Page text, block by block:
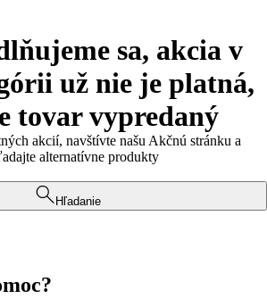
sa, akcia v
už nie je platná,
tovar vypredaný
akcií, navštívte našu Akčnú stránku a
alternatívne produkty
Hľadanie